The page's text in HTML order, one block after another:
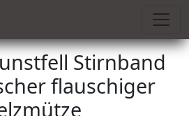
Stirnband
flauschiger